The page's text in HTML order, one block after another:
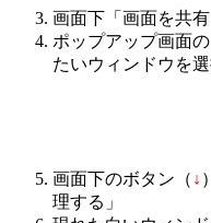
画面下「画面を共
ポップアップ画面
たいウィンドウを選
画面下のボタン（ ↓
理する」